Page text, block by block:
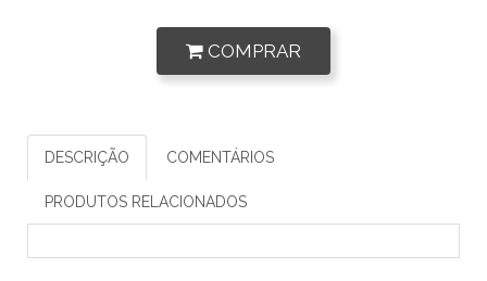
COMPRAR
DESCRIÇÃO COMENTÁRIOS
PRODUTOS RELACIONADOS